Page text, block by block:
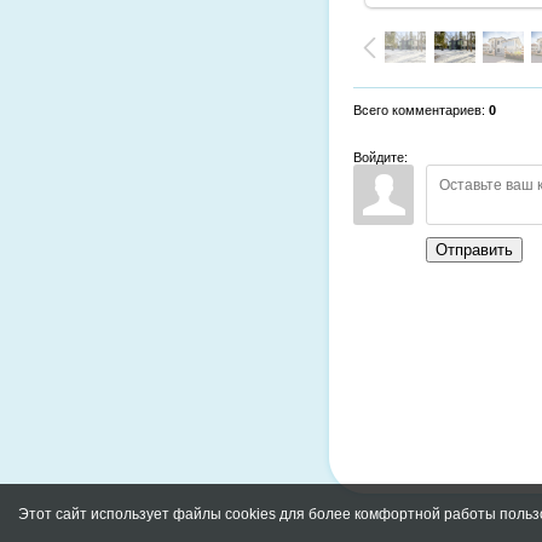
Всего комментариев: 0
Войдите:
Отправить
Этот сайт использует файлы cookies для более комфортной работы